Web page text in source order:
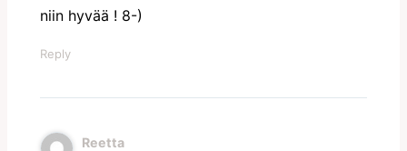
niin hyvää ! 8-)
Reply
Reetta